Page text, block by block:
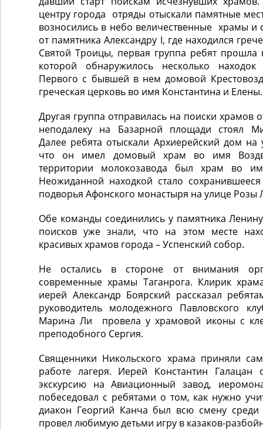
центру города отряды отыскали памятные
возносились в небо величественные храмы
от памятника Александру I, где находился
Святой Троицы, первая группа ребят прошла
которой обнаружилось несколько
Первого с бывшей в нем домовой
греческая церковь во имя Константина и Елены.
Другая группа отправилась на поиски храмов
неподалеку на Базарной площади стоял
Далее ребята отыскали Архиерейский дом на
что он имел домовый храм во имя
территории молокозавода был храм во
Неожиданной находкой стало
подворья Афонского монастыря на улице Розы
Обе команды соединились у памятника
поисков уже знали, что на этом месте
красивых храмов города – Успенский собор.
Не остались в стороне от внимания
современные храмы Таганрога. Клирик
иерей Александр Боярский рассказал
руководитель молодежного Павловского
Марина Ли провела у храмовой иконы с
преподобного Сергия.
Священники Никольского храма приняли
работе лагеря. Иерей Константин Галацан
экскурсию на Авиационный завод,
побеседовал с ребятами о том, как нужно
диакон Георгий Канча был всю смену среди
провел любимую детьми игру в казаков-